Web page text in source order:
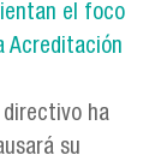
el foco
Acreditación
directivo ha
su